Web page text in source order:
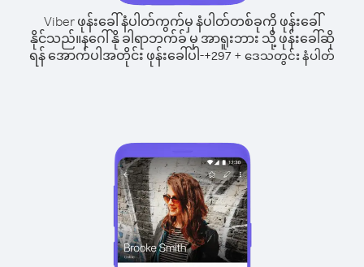
Viber ဖုန်းခေါ်နံပါတ်ကွက်မှ နံပါတ်တစ်ခုကို ဖုန်းခေါ်
နိုင်သည်။နဂေါ်နို ခါရာဘက်ခ် မှ အာရူးဘား သို့ ဖုန်းခေါ်ဆို
ရန် အောက်ပါအတိုင်း ဖုန်းခေါ်ပါ-+297 + ဒေသတွင်း နံပါတ်